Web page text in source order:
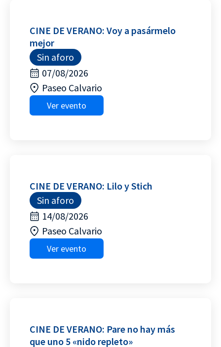
CINE DE VERANO: Voy a pasármelo
mejor
Sin aforo
07/08/2026
Paseo Calvario
Ver evento
CINE DE VERANO: Lilo y Stich
Sin aforo
14/08/2026
Paseo Calvario
Ver evento
CINE DE VERANO: Pare no hay más
que uno 5 «nido repleto»